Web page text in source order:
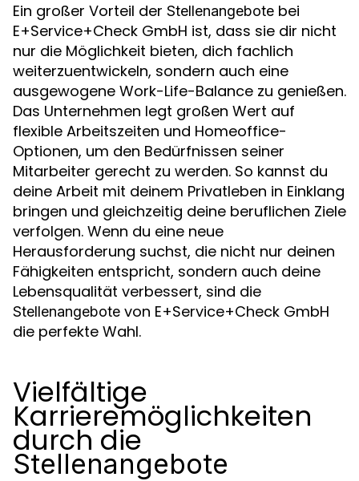
Ein großer Vorteil der Stellenangebote bei
E+Service+Check GmbH ist, dass sie dir nicht
nur die Möglichkeit bieten, dich fachlich
weiterzuentwickeln, sondern auch eine
ausgewogene Work-Life-Balance zu genießen.
Das Unternehmen legt großen Wert auf
flexible Arbeitszeiten und Homeoffice-
Optionen, um den Bedürfnissen seiner
Mitarbeiter gerecht zu werden. So kannst du
deine Arbeit mit deinem Privatleben in Einklang
bringen und gleichzeitig deine beruflichen Ziele
verfolgen. Wenn du eine neue
Herausforderung suchst, die nicht nur deinen
Fähigkeiten entspricht, sondern auch deine
Lebensqualität verbessert, sind die
Stellenangebote von E+Service+Check GmbH
die perfekte Wahl.
Vielfältige
Karrieremöglichkeiten
durch die
Stellenangebote